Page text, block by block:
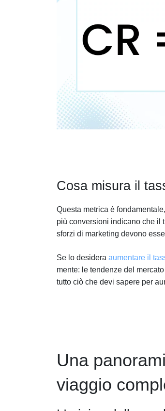
Cosa misura il
Questa metrica è
più conversioni indicano che il
sforzi di marketing devono
Se lo desidera aumentare il
mente: le tendenze del
tutto ciò che devi sapere per
Una
viaggio